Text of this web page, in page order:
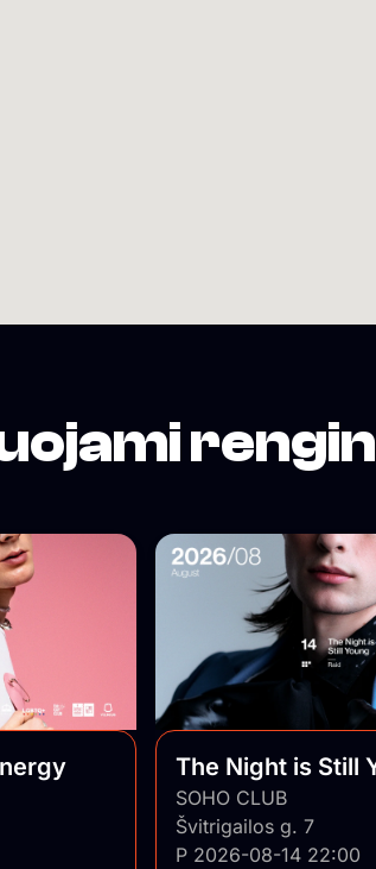
The Night is Still
SOHO CLUB
Švitrigailos g. 7
P 2026-08-14 22:00